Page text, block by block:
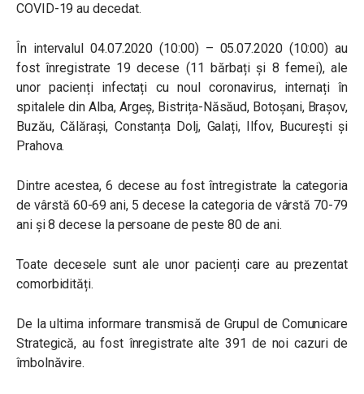
COVID-19 au decedat.
În intervalul 04.07.2020 (10:00) – 05.07.2020 (10:00) au
fost înregistrate 19 decese (11 bărbați și 8 femei), ale
unor pacienți infectați cu noul coronavirus, internați în
spitalele din Alba, Argeș, Bistrița-Năsăud, Botoșani, Brașov,
Buzău, Călărași, Constanța Dolj, Galați, Ilfov, București și
Prahova.
Dintre acestea, 6 decese au fost întregistrate la categoria
de vârstă 60-69 ani, 5 decese la categoria de vârstă 70-79
ani și 8 decese la persoane de peste 80 de ani.
Toate decesele sunt ale unor pacienți care au prezentat
comorbidități.
De la ultima informare transmisă de Grupul de Comunicare
Strategică, au fost înregistrate alte 391 de noi cazuri de
îmbolnăvire.